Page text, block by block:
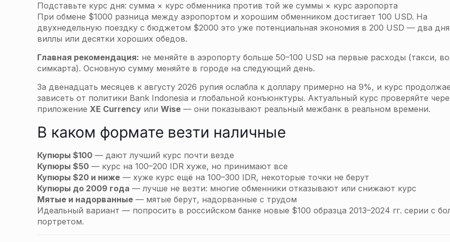
Подставьте курс дня: сумма × курс обменника против той же суммы × курс аэропорта
При обмене $1000 разница между аэропортом и хорошим обменником достигает 100 USD. На
двухнедельную поездку с бюджетом $2000 это уже потенциальная экономия в 200 USD — два
виллы или десятки хороших обедов.
Главная рекомендация: не меняйте в аэропорту больше 50–100 USD на первые расходы (такси,
симкарта). Основную сумму меняйте в городе на следующий день.
За двенадцать месяцев к августу 2026 рупия ослабла к доллару примерно на 9%, и курс
зависеть от политики Bank Indonesia и глобальной конъюнктуры. Актуальный курс проверяйте
приложение XE Currency или Wise — они показывают реальный межбанк в реальном времени.
В каком формате везти наличные
Купюры $100 — дают лучший курс почти везде
Купюры $50 — курс на 100–200 IDR хуже, но принимают все
Купюры $20 и ниже — хуже курс ещё на 100–300 IDR, некоторые точки не берут
Купюры до 2009 года — лучше не везти: многие обменники отказывают или снижают курс
Мятые и надорванные — мятые берут, надорванные с трудом
Идеальный вариант — попросить в российском банке новые $100 образца 2013–2024 гг. серии с
портретом.